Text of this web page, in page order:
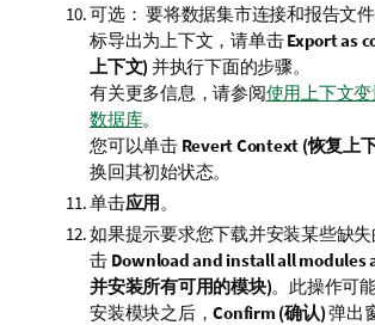
可选： 要将数据集市连接和报告文
标导出为上下文，请单击Export as
上下文) 并执行下面的步骤。
有关更多信息，请参阅使用上下文
数据库。
您可以单击 Revert Context (恢复上
换回其初始状态。
单击应用。
如果提示要求您下载并安装某些缺
击 Download and install all modules
并安装所有可用的模块)。此操作可
安装模块之后，Confirm (确认)弹出